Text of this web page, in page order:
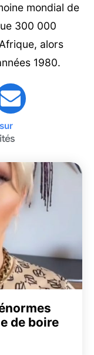
mondial de
300 000
alors
1980.
de boire